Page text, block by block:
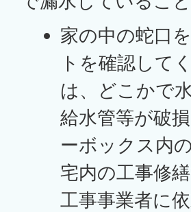
家の中の蛇口
トを確認して
は、どこかで
給水管等が破
ーボックス内
宅内の工事修
工事事業者に